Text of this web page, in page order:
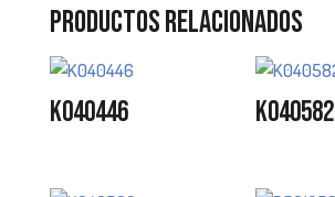
Productos relacionados
K040446 K040582